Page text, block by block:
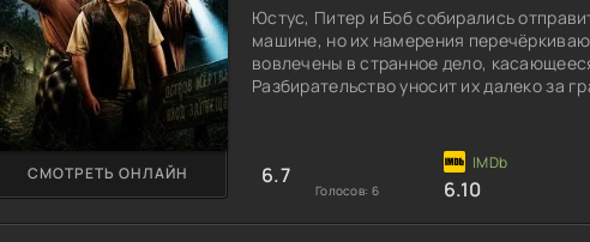
Юстус, Питер и Боб собирались
машине, но их намерения
вовлечены в странное дело,
Разбирательство уносит их далеко за
обстоятельств, героям необходимо
стоит во
СМОТРЕТЬ ОНЛАЙН 6.7
Голосов: 6 6.10